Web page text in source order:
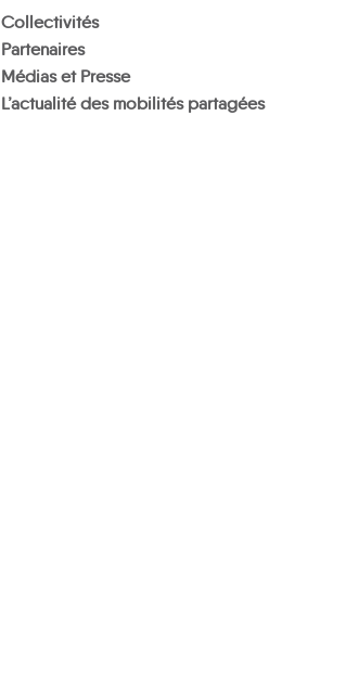
Collectivités
Partenaires
Médias et Presse
L’actualité des mobilités partagées